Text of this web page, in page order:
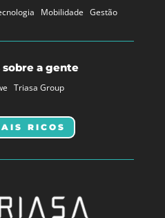
Mobilidade Gestão
sobre a gente
Triasa Group
RICOS